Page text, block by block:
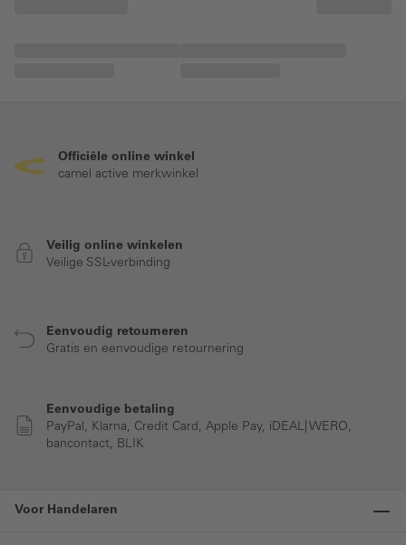
Officiële online winkel
camel active merkwinkel
Veilig online winkelen
Veilige SSL-verbinding
Eenvoudig retourneren
Gratis en eenvoudige retournering
Eenvoudige betaling
PayPal, Klarna, Credit Card, Apple Pay, iDEAL| WERO,
bancontact, BLIK
Voor Handelaren